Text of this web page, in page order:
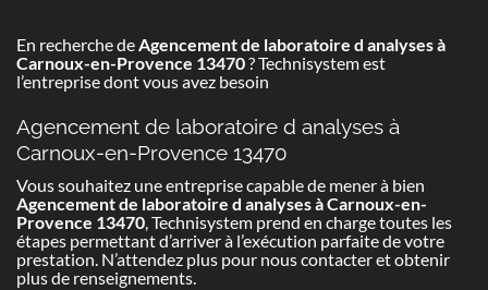
En recherche deAgencement de laboratoire d analyses à
Carnoux-en-Provence 13470? Technisystem est
l’entreprise dont vous avez besoin
Agencement de laboratoire d analyses à
Carnoux-en-Provence 13470
Vous souhaitez une entreprise capable de mener à bien
Agencement de laboratoire d analyses à Carnoux-en-
Provence 13470, Technisystem prend en charge toutes les
étapes permettant d’arriver à l’exécution parfaite de votre
prestation. N’attendez plus pour nous contacter et obtenir
plus de renseignements.